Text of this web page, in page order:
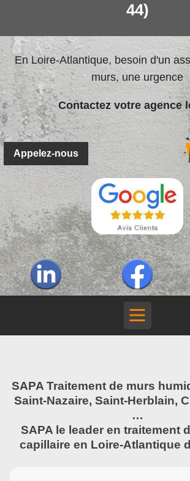
44)
En Loire-Atlantique, besoin d'un
murs, une urgence
Contactez votre agence
Appelez-nous
SAPA Traitement de murs
Saint-Nazaire, Saint-Herblain,
…
SAPA le leader en traitement
capillaire en Loire-Atlantique